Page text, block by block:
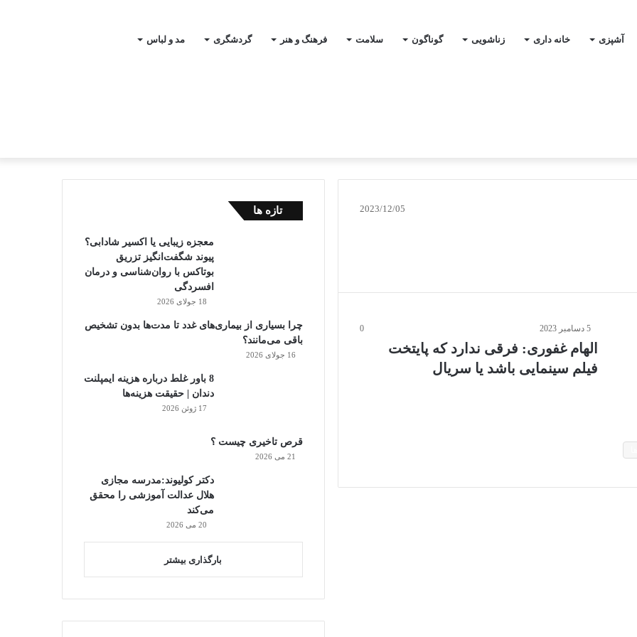
آشپزی خانه داری زناشویی گوناگون سلامت فرهنگ و هنر گردشگری مد و لباس
2023/12/05
5 دسامبر 2023 0
الهام غفوری: فرقی ندارد که پایتخت
فیلم سینمایی باشد یا سریال
تازه ها
معجزه زیبایی یا اکسیر شادابی؟
پیوند شگفت‌انگیز تزریق
بوتاکس با روان‌شناسی و درمان
افسردگی
18 جولای 2026
چرا بسیاری از بیماری‌های غدد تا مدت‌ها بدون تشخیص
باقی می‌مانند؟
16 جولای 2026
8 باور غلط درباره هزینه ایمپلنت
دندان | حقیقت هزینه‌ها
17 ژوئن 2026
قرص تاخیری چیست ؟
21 می 2026
دکتر کولیوند:مدرسه مجازی
هلال عدالت آموزشی را محقق
می‌کند
20 می 2026
بارگذاری بیشتر